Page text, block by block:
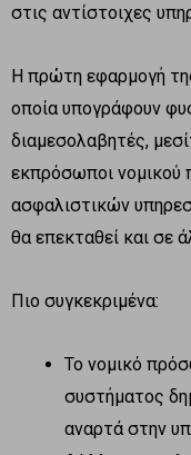
στις αντίστοιχες
Η πρώτη εφαρμογή
οποία υπογράφουν
διαμεσολαβητές,
εκπρόσωποι νομικού
ασφαλιστικών
θα επεκταθεί και σε
Πιο συγκεκριμένα:
Το νομικό
συστήματος
αναρτά στην